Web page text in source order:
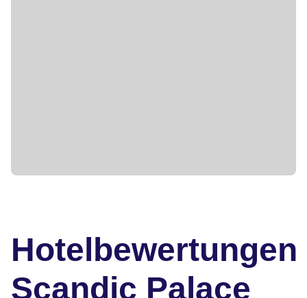
Hotelbewertungen
Scandic Palace